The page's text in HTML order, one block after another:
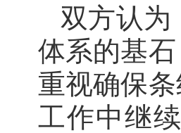
双方认为
体系的基
重视确保
工作中继